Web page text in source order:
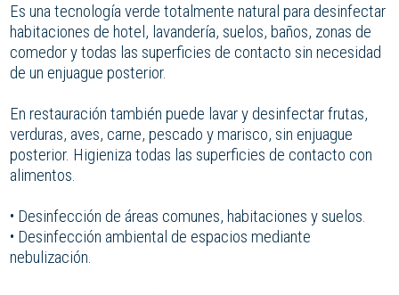
Es una tecnología verde totalmente natural para desinfectar
habitaciones de hotel, lavandería, suelos, baños, zonas de
comedor y todas las superficies de contacto sin necesidad
de un enjuague posterior.
En restauración también puede lavar y desinfectar frutas,
verduras, aves, carne, pescado y marisco, sin enjuague
posterior. Higieniza todas las superficies de contacto con
alimentos.
• Desinfección de áreas comunes, habitaciones y suelos.
• Desinfección ambiental de espacios mediante
nebulización.